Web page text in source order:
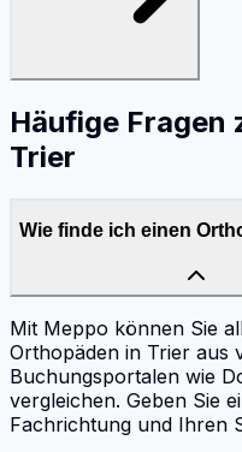
Häufige Fragen
Trier
Wie finde ich einen
Mit Meppo können Sie
Orthopäden in Trier aus
Buchungsportalen wie
vergleichen. Geben Sie
Fachrichtung und Ihren